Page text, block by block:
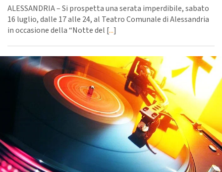
ALESSANDRIA – Si prospetta una serata imperdibile, sabato
16 luglio, dalle 17 alle 24, al Teatro Comunale di Alessandria
in occasione della “Notte del [...]